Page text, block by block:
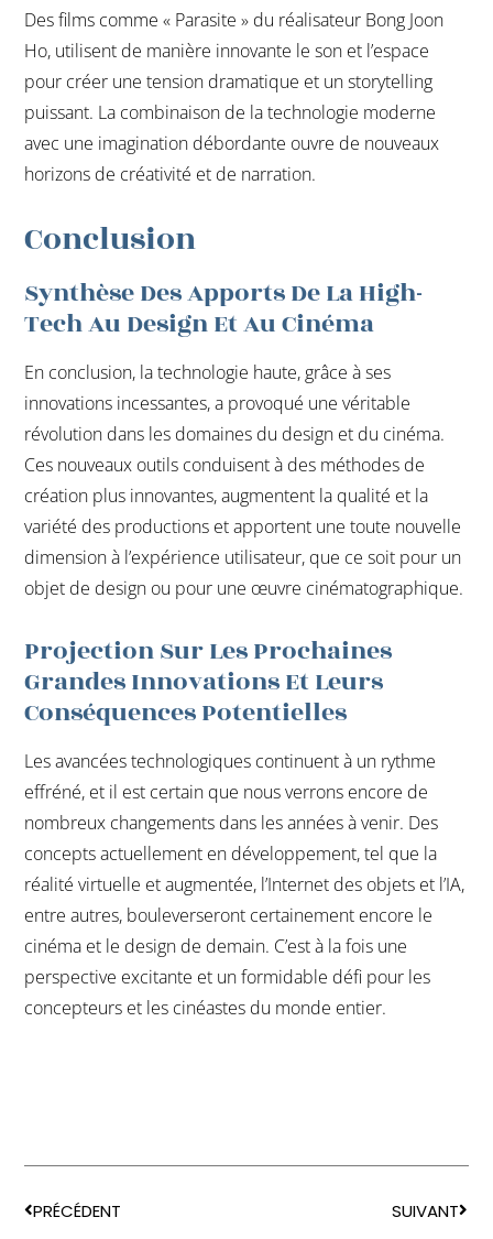
Des films comme « Parasite » du réalisateur Bong Joon
Ho, utilisent de manière innovante le son et l’espace
pour créer une tension dramatique et un storytelling
puissant. La combinaison de la technologie moderne
avec une imagination débordante ouvre de nouveaux
horizons de créativité et de narration.
Conclusion
Synthèse Des Apports De La High-
Tech Au Design Et Au Cinéma
En conclusion, la technologie haute, grâce à ses
innovations incessantes, a provoqué une véritable
révolution dans les domaines du design et du cinéma.
Ces nouveaux outils conduisent à des méthodes de
création plus innovantes, augmentent la qualité et la
variété des productions et apportent une toute nouvelle
dimension à l’expérience utilisateur, que ce soit pour un
objet de design ou pour une œuvre cinématographique.
Projection Sur Les Prochaines
Grandes Innovations Et Leurs
Conséquences Potentielles
Les avancées technologiques continuent à un rythme
effréné, et il est certain que nous verrons encore de
nombreux changements dans les années à venir. Des
concepts actuellement en développement, tel que la
réalité virtuelle et augmentée, l’Internet des objets et l’IA,
entre autres, bouleverseront certainement encore le
cinéma et le design de demain. C’est à la fois une
perspective excitante et un formidable défi pour les
concepteurs et les cinéastes du monde entier.
PRÉCÉDENT SUIVANT